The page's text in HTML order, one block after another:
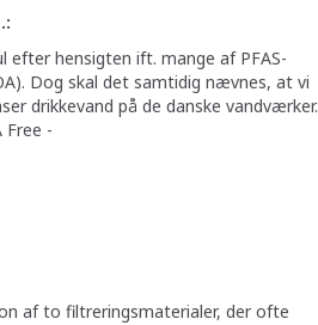
efter hensigten ift. mange af PFAS-
Dog skal det samtidig nævnes, at vi
drikkevand på de danske vandværker.
Free -
af to filtreringsmaterialer, der ofte